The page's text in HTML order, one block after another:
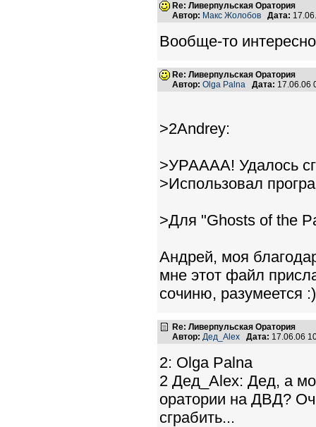
Re: Ливерпульская Оратория
Автор: Макс Жолобов Дата:
Вообще-то
Re: Ливерпульская Оратория
Автор: Olga Palna Дата:
>2Andrey:
>УРАААА! Удалось
>Использовал
>Для "Ghosts of the
Андрей, моя
мне этот файл
сочиню, разумеется :)
Re: Ливерпульская Оратория
Автор: Дед_Alex Дата: 17.06.06
2: Olga Palna
2 Дед_Alex: Дед, а
оратории на ДВД?
сграбить...